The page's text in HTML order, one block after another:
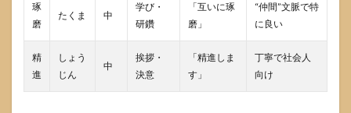
か
まと
め 二
字熟
語で
琢
磨
たくま 中
学び・
研鑽
「互いに琢
磨」
“仲間”文脈で特
に良い
精
進
しょう
じん
中
挨拶・
決意
「精進しま
す」
丁寧で社会人
向け